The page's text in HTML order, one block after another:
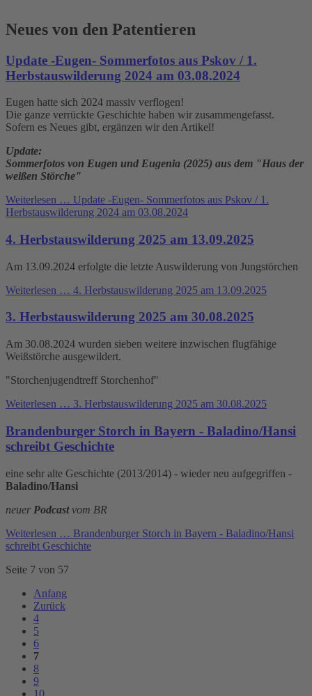
Neues von den Patentieren
Update -Eugen- Sommerfotos aus Pskov / 1.
Herbstauswilderung 2024 am 03.08.2024
Eugen hatte sich 2024 massiv verflogen!
Die ganze verrückte Geschichte haben wir zusammengefasst.
Sofern es Neues gibt, ergänzen wir den Artikel!
Update:
Sommerfotos von Eugen und Eugenia (2025) aus dem "Haus der
weißen Störche"
Weiterlesen … Update -Eugen- Sommerfotos aus Pskov / 1.
Herbstauswilderung 2024 am 03.08.2024
4. Herbstauswilderung 2025 am 13.09.2025
Am 13.09.2024 erfolgte die letzte Auswilderung von Jungstörchen
Weiterlesen … 4. Herbstauswilderung 2025 am 13.09.2025
3. Herbstauswilderung 2025 am 30.08.2025
Am 30.08.2024 wurden sieben weitere inzwischen flugfähige
Weißstörche ausgewildert.
"Storchenjugendtreff Storchenhof"
Weiterlesen … 3. Herbstauswilderung 2025 am 30.08.2025
Brandenburger Storch in Bayern - Baladino/Hansi
schreibt Geschichte
eine sehr alte Geschichte (2013/2014) - wieder neu aufgegriffen -
Baladino/Hansi
neuer Podcastvom BR
Weiterlesen … Brandenburger Storch in Bayern - Baladino/Hansi
schreibt Geschichte
Seite 7 von 57
Anfang
Zurück
4
5
6
7
8
9
10